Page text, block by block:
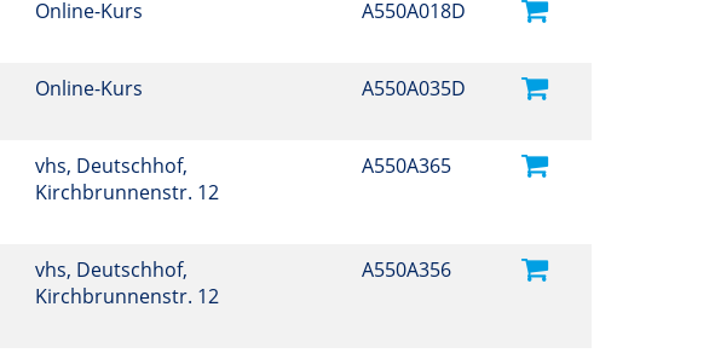
Online-Kurs A550A018D
Online-Kurs A550A035D
vhs, Deutschhof,
Kirchbrunnenstr. 12
A550A365
vhs, Deutschhof,
Kirchbrunnenstr. 12
A550A356